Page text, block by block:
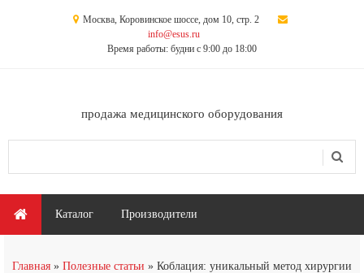
Москва, Коровинское шоссе, дом 10, стр. 2
info@esus.ru
Время работы: будни с 9:00 до 18:00
продажа медицинского оборудования
Главное меню
Каталог Производители
Главная Полезные статьи
Коблация: уникальный метод хирургии